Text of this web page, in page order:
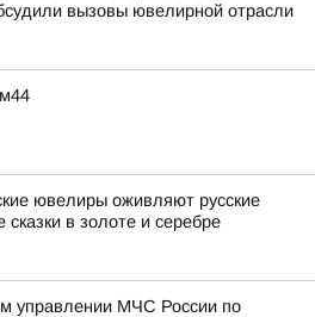
вызовы ювелирной отрасли
ювелиры оживляют русские
сказки в золоте и серебре
управлении МЧС России по